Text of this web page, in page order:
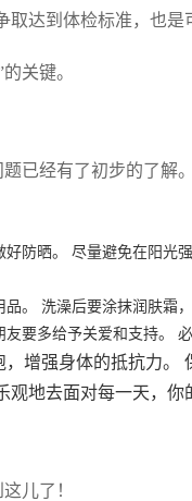
达到体检标准，也是
关键。
已经有了初步的了解
防晒。 尽量避免在阳光
。 洗澡后要涂抹润肤霜，
要多给予关爱和支持。
增强身体的抵抗力。
地去面对每一天，你
儿了！